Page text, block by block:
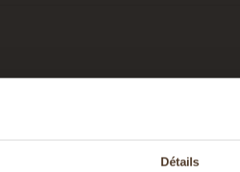
Détails
à lever, sel, poivre puis réserver.
d'olive, le lait de coco et l'eau.
et mélanger.